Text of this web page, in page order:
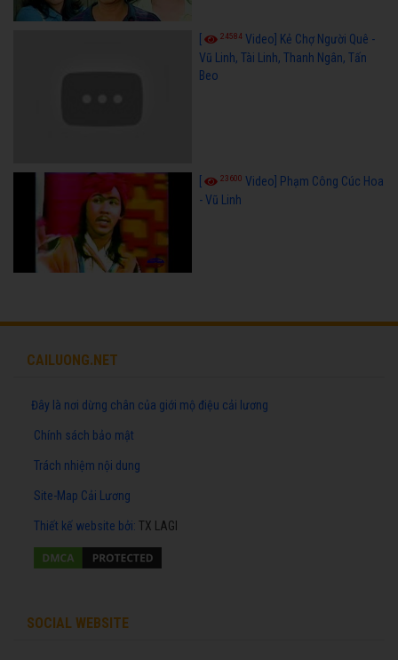
24584 Video] Kẻ Chợ Người Quê -
Vũ Linh, Tài Linh, Thanh Ngân, Tấn
Beo
23600 Video] Phạm Công Cúc Hoa
- Vũ Linh
CAILUONG.NET
Đây là nơi dừng chân của giới mộ điệu cải lương
Chính sách bảo mật
Trách nhiệm nội dung
Site-Map Cải Lương
Thiết kế website bởi: TX LAGI
SOCIAL WEBSITE